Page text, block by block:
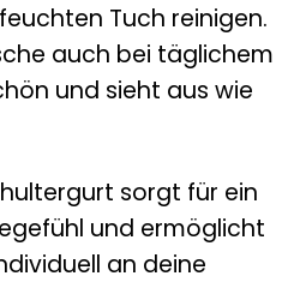
Tuch reinigen.
auch bei täglichem
und sieht aus wie
sorgt für ein
und ermöglicht
an deine